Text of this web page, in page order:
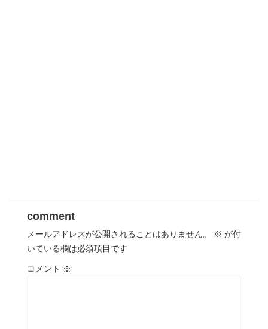
comment
メールアドレスが公開されることはありません。 ※ が付
いている欄は必須項目です
コメント ※